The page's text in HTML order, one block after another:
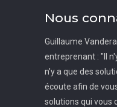
Nous
Guillaume
entreprenant : "Il
n'y a que des
écoute afin de
solutions qui vous